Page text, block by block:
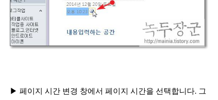
▶ 페이지 시간 변경 창에서 페이지 시간을 선택합니다. 그